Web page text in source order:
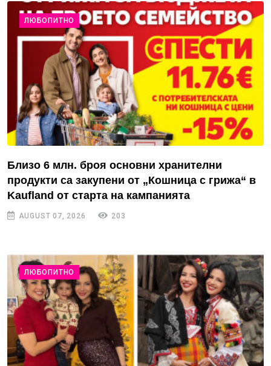
ЛЮБОПИТНО
Близо 6 млн. броя основни хранителни
продукти са закупени от „Кошница с грижа“ в
Kaufland от старта на кампанията
AUGUST 07, 2026 203
ЛЮБОПИТНО